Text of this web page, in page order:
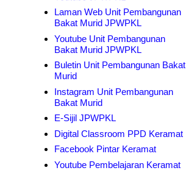
Laman Web Unit Pembangunan
Bakat Murid JPWPKL
Youtube Unit Pembangunan
Bakat Murid JPWPKL
Buletin Unit Pembangunan Bakat
Murid
Instagram Unit Pembangunan
Bakat Murid
E-Sijil JPWPKL
Digital Classroom PPD Keramat
Facebook Pintar Keramat
Youtube Pembelajaran Keramat